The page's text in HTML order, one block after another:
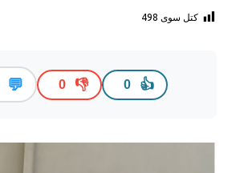
کتل سوی 498
👍
0
👎
0
💬